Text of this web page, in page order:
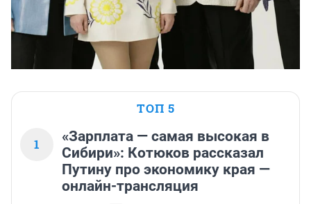
ТОП 5
1
«Зарплата — самая высокая в
Сибири»: Котюков рассказал
Путину про экономику края —
онлайн-трансляция